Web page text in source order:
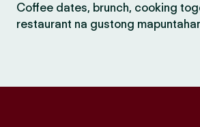
Coffee dates, brunch, cooking
restaurant na gustong